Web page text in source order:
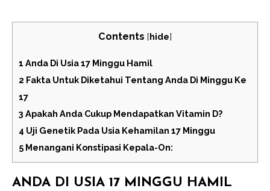
Contents [hide]
1 Anda Di Usia 17 Minggu Hamil
2 Fakta Untuk Diketahui Tentang Anda Di Minggu Ke
17
3 Apakah Anda Cukup Mendapatkan Vitamin D?
4 Uji Genetik Pada Usia Kehamilan 17 Minggu
5 Menangani Konstipasi Kepala-On:
ANDA DI USIA 17 MINGGU HAMIL